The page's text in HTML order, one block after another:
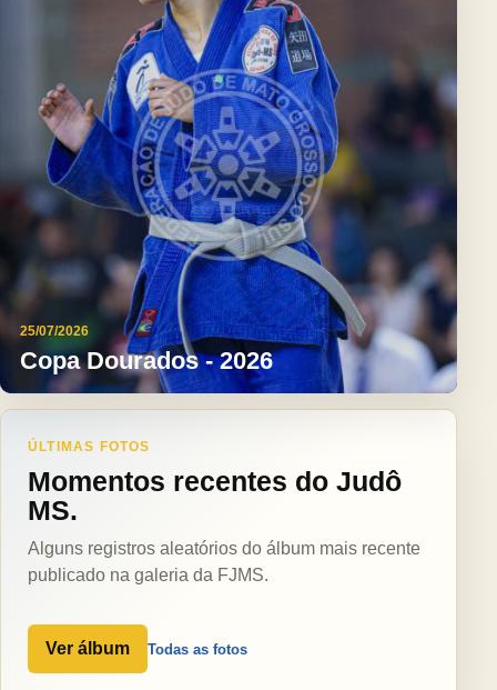
25/07/2026
Copa Dourados - 2026
ÚLTIMAS FOTOS
Momentos recentes do Judô
MS.
Alguns registros aleatórios do álbum mais recente
publicado na galeria da FJMS.
Ver álbum Todas as fotos